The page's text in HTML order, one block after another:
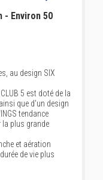
- Environ 50
au design SIX
5 est doté de la
que d'un design
tendance
la plus grande
et aération
de vie plus